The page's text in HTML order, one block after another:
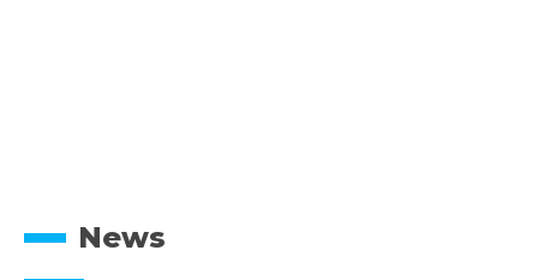
News